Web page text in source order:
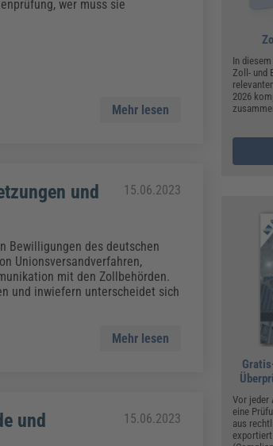
Vergaberecht
Weiterbildungen (AKADEMIE
wer muss sie
Mehr lesen
und
15.06.2023
Bewilligungen des deutschen
Unionsversandverfahren,
mit den Zollbehörden.
und inwiefern unterscheidet sich
Mehr lesen
und
15.06.2023
In
Zoll- und
2026
Vor jeder
eine
aus